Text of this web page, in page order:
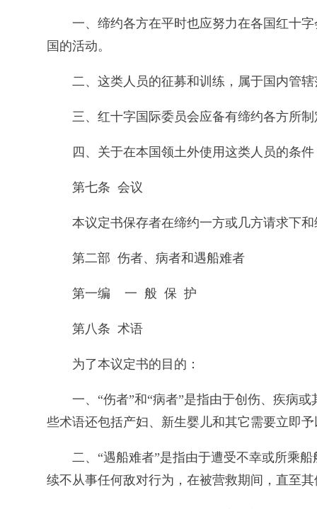
一、缔约各方在平时也应努力在各国红十
国的活动。
二、这类人员的征募和训练，属于国内管
三、红十字国际委员会应备有缔约各方所
四、关于在本国领土外使用这类人员的条
第七条 会议
本议定书保存者在缔约一方或几方请求下
第二部 伤者、病者和遇船难者
第一编 一 般 保 护
第八条 术语
为了本议定书的目的：
一、“伤者”和“病者”是指由于创伤、疾病
些术语还包括产妇、新生婴儿和其它需要立即
二、“遇船难者”是指由于遭受不幸或所乘
续不从事任何敌对行为，在被营救期间，直至